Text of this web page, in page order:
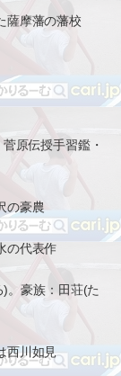
薩摩藩の藩校
原伝授手習鑑・
の豪農
の代表作
。豪族：田荘(た
西川如見